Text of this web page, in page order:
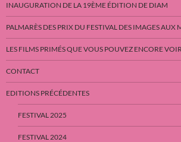
INAUGURATION DE LA 19ÈME ÉDITION DE DIAM
PALMARÈS DES PRIX DU FESTIVAL DES IMAGES AUX
LES FILMS PRIMÉS QUE VOUS POUVEZ ENCORE
CONTACT
EDITIONS PRÉCÉDENTES
FESTIVAL 2025
FESTIVAL 2024